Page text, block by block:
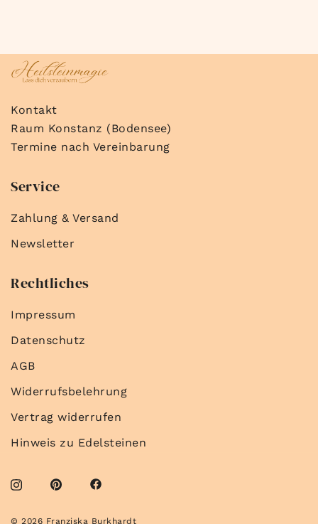
Kontakt
Raum Konstanz (Bodensee)
Termine nach Vereinbarung
Service
Zahlung & Versand
Newsletter
Rechtliches
Impressum
Datenschutz
AGB
Widerrufsbelehrung
Vertrag widerrufen
Hinweis zu Edelsteinen
© 2026 Franziska Burkhardt